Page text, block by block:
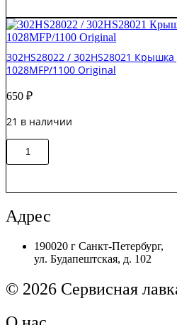
крышка
Kyocera
FS-
4100/FS-
4200/P3045
302HS28022 / 302HS28021 Крышка
1028MFP/1100 Original
650 ₽
21 в наличии
Количество
товара
302HS28021
Крышка
узла
1028MFP/1100
Адрес
190020 г Санкт-Петербург,
ул. Будапештская, д. 102
© 2026 Сервисная